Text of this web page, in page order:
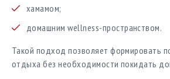
хамамом;
домашним wellness-пространством.
Такой подход позволяет формировать
отдыха без необходимости покидать